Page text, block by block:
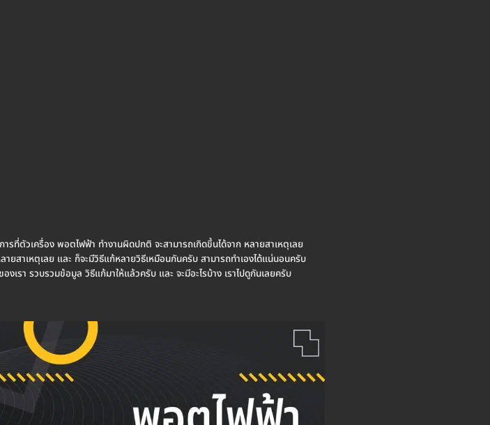
ตัวเครื่อง พอตไฟฟ้า ทำงานผิดปกติ จะสามารถเกิดขึ้นได้จาก หลายสาเหตุเลย
สาเหตุเลย และ ก็จะมีวิธีแก้หลายวิธีเหมือนกันครับ สามารถทำเองได้แน่นอนครับ
รา รวบรวมข้อมูล วิธีแก้มาให้แล้วครับ และ จะมีอะไรบ้าง เราไปดูกันเลยครับ